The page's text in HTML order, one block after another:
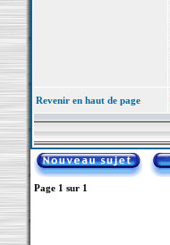
Revenir en haut de page
Page 1 sur 1